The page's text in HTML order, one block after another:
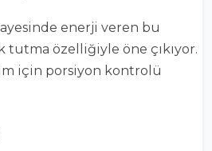
enerji veren bu
tutma özelliğiyle öne çıkıyor.
için porsiyon kontrolü